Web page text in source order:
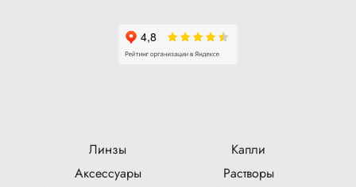
Линзы
Капли
Аксессуары
Растворы